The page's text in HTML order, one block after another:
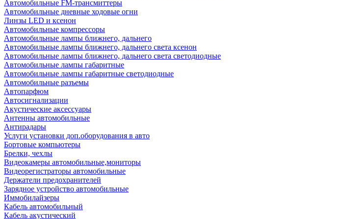
Автомобильные FM-трансмиттеры
Автомобильные дневные ходовые огни
Линзы LED и ксенон
Автомобильные компрессоры
Автомобильные лампы ближнего, дальнего
Автомобильные лампы ближнего, дальнего света ксенон
Автомобильные лампы ближнего, дальнего света светодиодные
Автомобильные лампы габаритные
Автомобильные лампы габаритные светодиодные
Автомобильные разъемы
Автопарфюм
Автосигнализации
Акустические аксессуары
Антенны автомобильные
Антирадары
Услуги установки доп.оборудования в авто
Бортовые компьютеры
Брелки, чехлы
Видеокамеры автомобильные,мониторы
Видеорегистраторы автомобильные
Держатели предохранителей
Зарядное устройство автомобильные
Иммобилайзеры
Кабель автомобильный
Кабель акустический